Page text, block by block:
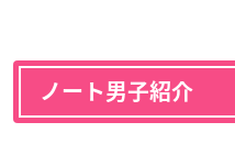
ノート男子紹介